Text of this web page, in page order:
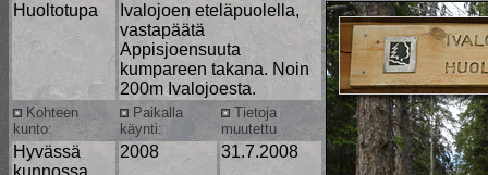
Huoltotupa
Ivalojoen eteläpuolella,
vastapäätä
Appisjoensuuta
kumpareen takana. Noin
200m Ivalojoesta.
Kohteen
kunto:
Paikalla
käynti:
Tietoja
muutettu
Hyvässä
kunnossa
2008 31.7.2008